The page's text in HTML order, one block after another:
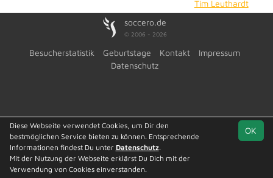
Tim Leuthardt
soccero.de
© 2006 - 2026
Besucherstatistik Geburtstage Kontakt
Impressum
Datenschutz
OK
Diese Webseite verwendet Cookies, um Dir den
bestmöglichen Service bieten zu können. Entsprechende
Informationen findest Du unter Datenschutz.
Mit der Nutzung der Webseite erklärst Du Dich mit der
Verwendung von Cookies einverstanden.